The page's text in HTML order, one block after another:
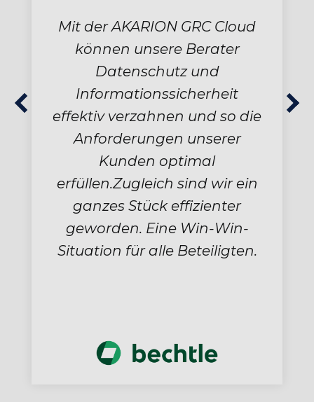
Endlich habe ich eine
Software entdeckt, das es
mir ermöglicht,
Risikoanalysen umfassend
durchzuführen und dabei
sowohl die
Informationssicherheit als
auch den Datenschutz zu
berücksichtigen. Die daraus
resultierenden
Synergieeffekte lassen sich